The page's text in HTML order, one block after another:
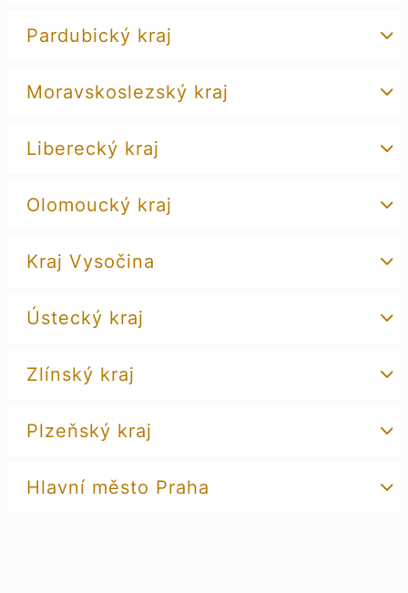
Pardubický kraj
Moravskoslezský kraj
Liberecký kraj
Olomoucký kraj
Kraj Vysočina
Ústecký kraj
Zlínský kraj
Plzeňský kraj
Hlavní město Praha